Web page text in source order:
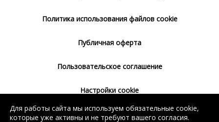
Политика использования файлов cookie
Публичная оферта
Пользовательское соглашение
Настройки cookie
Согласие на использование сервиса
Для работы сайта мы используем обязательные cookie,
которые уже активны и не требуют вашего согласия.